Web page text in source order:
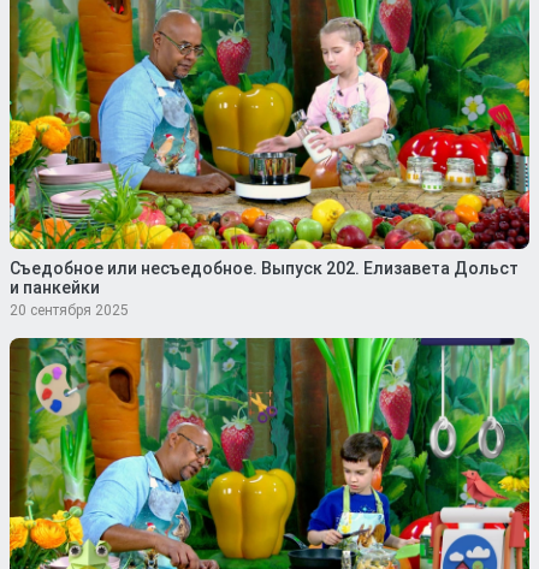
Съедобное или несъедобное. Выпуск 202. Елизавета Дольст
и панкейки
20 сентября 2025